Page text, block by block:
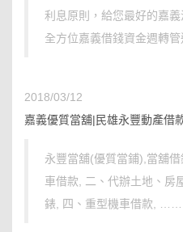
利息原則，給您最好的嘉
全方位嘉義借錢資金週轉
2018/03/12
嘉義優質當舖|民雄永豐動產借
永豐當舖(優質當鋪),當舖
車借款, 二、代辦土地、房
錶, 四、重型機車借款, ……